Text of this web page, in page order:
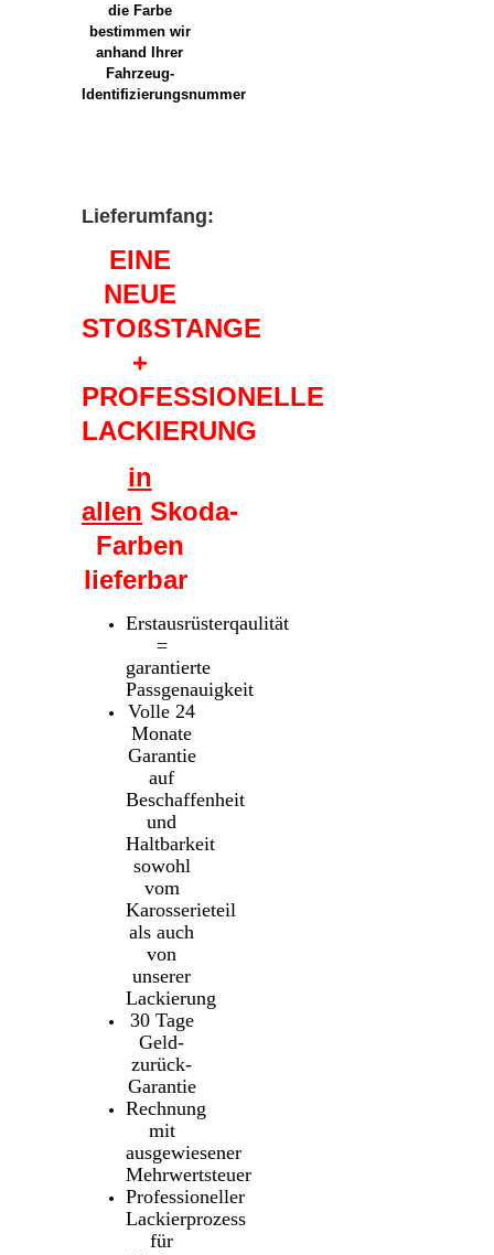
die Farbe
bestimmen wir
anhand Ihrer
Fahrzeug-
Identifizierungsnummer
Lieferumfang:
EINE
NEUE
STOßSTANGE
+
PROFESSIONELLE
LACKIERUNG
in
allen Skoda-
Farben
lieferbar
Erstausrüsterqaulität
=
garantierte
Passgenauigkeit
Volle 24
Monate
Garantie
auf
Beschaffenheit
und
Haltbarkeit
sowohl
vom
Karosserieteil
als auch
von
unserer
Lackierung
30 Tage
Geld-
zurück-
Garantie
Rechnung
mit
ausgewiesener
Mehrwertsteuer
Professioneller
Lackierprozess
für